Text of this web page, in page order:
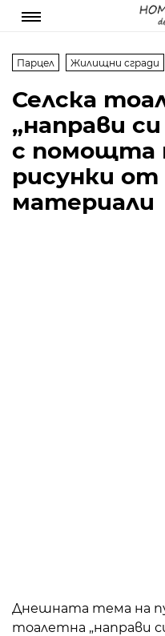
Парцел Жилищни сгради
Селска
„направи
с помощта
рисунки от
материали
Днешната тема на
тоалетна „направи